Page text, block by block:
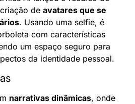
de avatares que se
. Usando uma selfie, é
com características
um espaço seguro para
da identidade pessoal.
narrativas dinâmicas, onde